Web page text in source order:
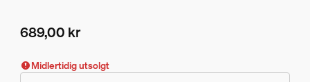
689,00 kr
Midlertidig utsolgt